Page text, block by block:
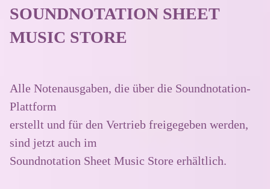
SOUNDNOTATION SHEET
MUSIC STORE
Alle Notenausgaben, die über die Soundnotation-
Plattform
erstellt und für den Vertrieb freigegeben werden,
sind jetzt auch im
Soundnotation Sheet Music Store erhältlich.